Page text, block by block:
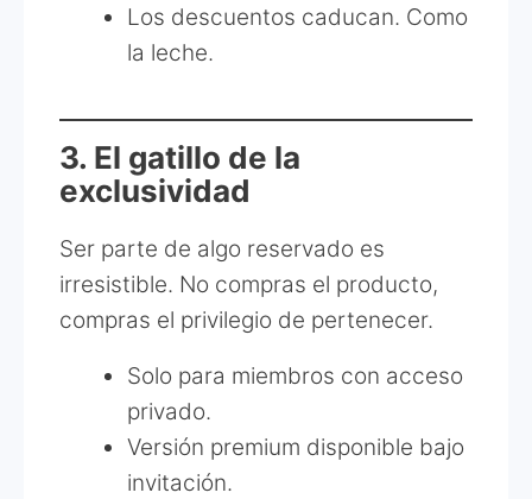
Los descuentos caducan. Como
la leche.
3. El gatillo de la
exclusividad
Ser parte de algo reservado es
irresistible. No compras el producto,
compras el privilegio de pertenecer.
Solo para miembros con acceso
privado.
Versión premium disponible bajo
invitación.